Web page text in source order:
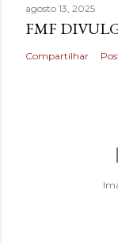
agosto 13, 2025
FMF
Compartilhar